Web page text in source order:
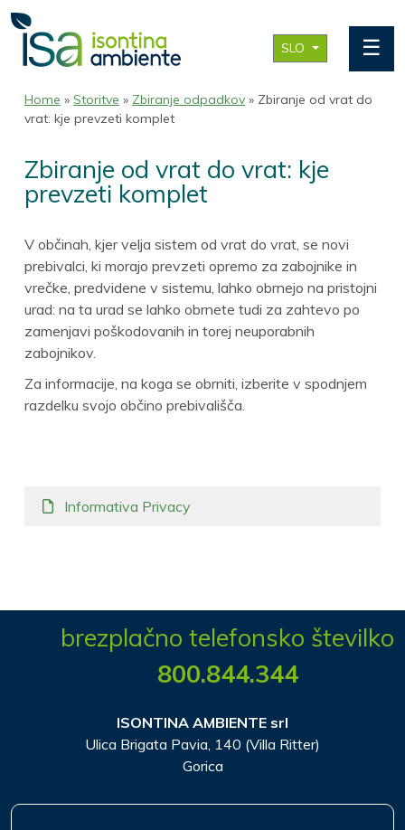
SLO ☰
Home » Storitve » Zbiranje odpadkov » Zbiranje od vrat do
vrat: kje prevzeti komplet
Zbiranje od vrat do vrat: kje
prevzeti komplet
V občinah, kjer velja sistem od vrat do vrat, se novi
prebivalci, ki morajo prevzeti opremo za zabojnike in
vrečke, predvidene v sistemu, lahko obrnejo na pristojni
urad: na ta urad se lahko obrnete tudi za zahtevo po
zamenjavi poškodovanih in torej neuporabnih
zabojnikov.
Za informacije, na koga se obrniti, izberite v spodnjem
razdelku svojo občino prebivališča.
Informativa Privacy
brezplačno telefonsko številko
800.844.344
ISONTINA AMBIENTE srl
Ulica Brigata Pavia, 140 (Villa Ritter)
Gorica